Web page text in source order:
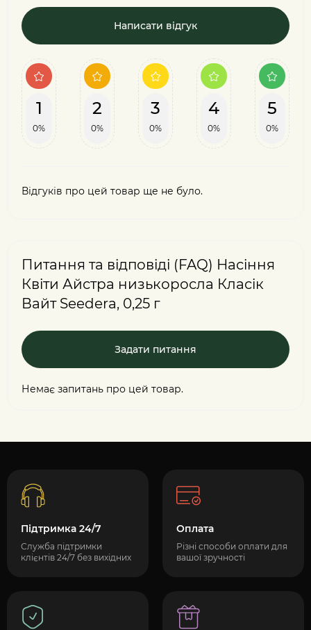
Написати відгук
1
0%
2
0%
3
0%
4
0%
5
0%
Відгуків про цей товар ще не було.
Питання та відповіді (FAQ) Насіння
Квіти Айстра низькоросла Класік
Вайт Seedera, 0,25 г
Задати питання
Немає запитань про цей товар.
Підтримка 24/7
Служба підтримки
клієнтів 24/7 без вихідних
Оплата
Різні способи оплати для
вашої зручності